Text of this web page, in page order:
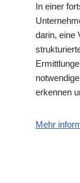
In einer
darin, eine
erkennen
Mehr